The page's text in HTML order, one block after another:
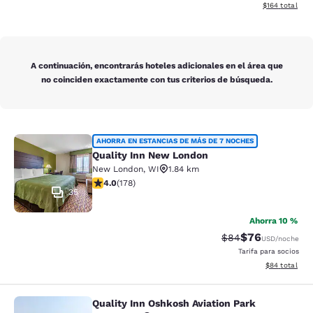
Ver detalles
$164 total
A continuación, encontrarás hoteles adicionales en el área que
no coinciden exactamente con tus criterios de búsqueda.
Quality Inn New London
35
AHORRA EN ESTANCIAS DE MÁS DE 7 NOCHES
Quality Inn New London
New London, WI
1.84 km
calificación de 4.03 estrellas. Muy bueno. 178 reseñas
4.0(178)
Ahorra 10 %
Precio tachado:
$84Precio con
$76USD/noche
Tarifa para socios
Ver detalles
$84 total
Quality Inn Oshkosh Aviation Park
Quality Inn Oshkosh Aviation Park